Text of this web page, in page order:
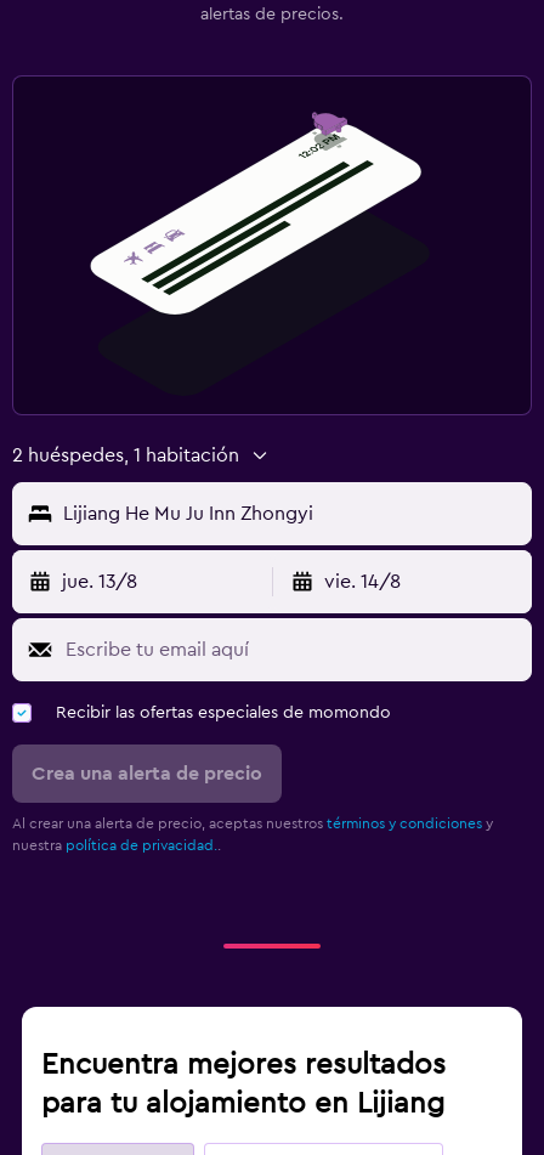
alertas de precios.
2 huéspedes, 1 habitación
Lijiang He Mu Ju Inn Zhongyi
jue. 13/8 vie. 14/8
Recibir las ofertas especiales de momondo
Crea una alerta de precio
Al crear una alerta de precio, aceptas nuestros términos y condiciones y
nuestra política de privacidad.
Encuentra mejores resultados
para tu alojamiento en Lijiang